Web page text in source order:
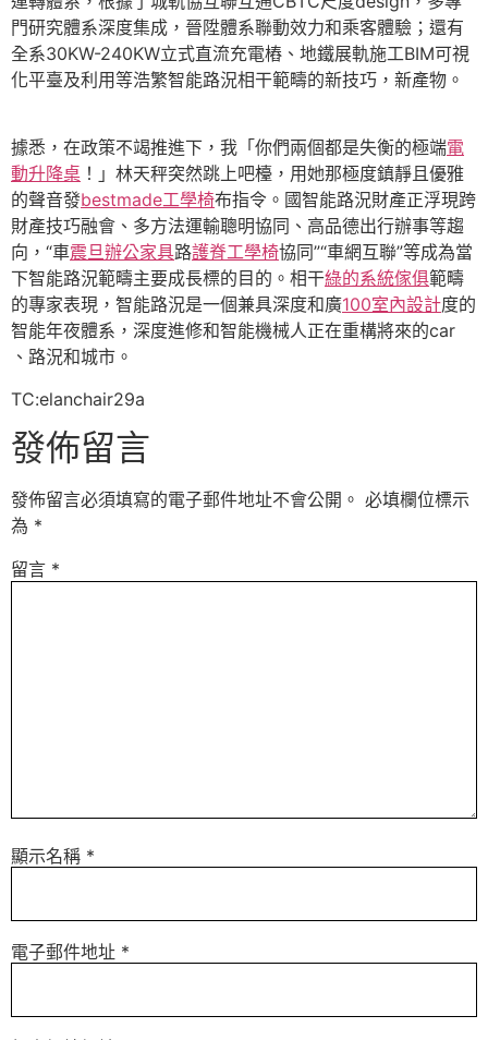
門研究體系深度集成，晉陞體系聯動效力和乘客體驗；還有
全系30KW-240KW立式直流充電樁、地鐵展軌施工BIM可視
化平臺及利用等浩繁智能路況相干範疇的新技巧，新產物。
據悉，在政策不竭推進下，我「你們兩個都是失衡的極端電
動升降桌 ！」林天秤突然跳上吧檯，用她那極度鎮靜且優雅
的聲音發bestmade工學椅布指令。國智能路況財產正浮現跨
財產技巧融會、多方法運輸聰明協同、高品德出行辦事等趨
向，“車震旦辦公家具路護脊工學椅協同”“車網互聯”等成為當
下智能路況範疇主要成長標的目的。相干綠的系統傢俱範疇
的專家表現，智能路況是一個兼具深度和廣100室內設計度的
智能年夜體系，深度進修和智能機械人正在重構將來的car
、路況和城市。
TC:elanchair29a
發佈留言
發佈留言必須填寫的電子郵件地址不會公開。 必填欄位標示
為 *
留言 *
顯示名稱 *
電子郵件地址 *